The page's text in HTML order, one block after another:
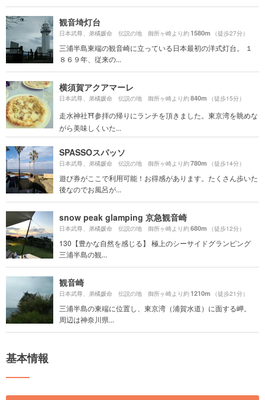
観音埼灯台
日本武尊、弟橘媛命 伝説の地 御所ヶ崎より約1580m （徒歩27分）
三浦半島東端の観音崎に立っている日本最初の洋式灯台。 １
８６９年、従来の...
横須賀アクアマーレ
日本武尊、弟橘媛命 伝説の地 御所ヶ崎より約840m （徒歩15分）
走水神社⛩参拝の帰りにランチを頂きました。東京湾を眺めな
がら美味しくいた...
SPASSOスパッソ
日本武尊、弟橘媛命 伝説の地 御所ヶ崎より約780m （徒歩14分）
遊び券がここで利用可能！お得感があります。たくさん歩いた
後なのでお風呂が...
snow peak glamping 京急観音崎
日本武尊、弟橘媛命 伝説の地 御所ヶ崎より約680m （徒歩12分）
130【豊かな自然を感じる】 極上のシーサイドグランピング
三浦半島の観...
観音崎
日本武尊、弟橘媛命 伝説の地 御所ヶ崎より約1210m （徒歩21分）
三浦半島の東端に位置し、東京湾（浦賀水道）に面する岬。
周辺は神奈川県...
基本情報